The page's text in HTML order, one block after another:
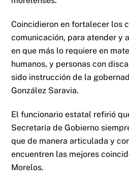
Coincidieron en fortalecer los
comunicación, para atender y
en que más lo requiere en
humanos, y personas con
sido instrucción de la
González Saravia.
El funcionario estatal refirió
Secretaría de Gobierno
que de manera articulada y
encuentren las mejores
Morelos.